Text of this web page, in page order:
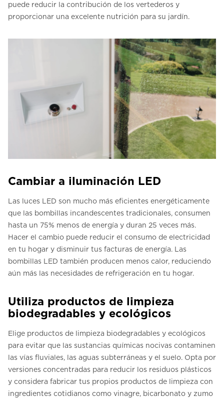
puede reducir la contribución de los vertederos y
proporcionar una excelente nutrición para su jardín.
Cambiar a iluminación LED
Las luces LED son mucho más eficientes energéticamente
que las bombillas incandescentes tradicionales, consumen
hasta un 75% menos de energía y duran 25 veces más.
Hacer el cambio puede reducir el consumo de electricidad
en tu hogar y disminuir tus facturas de energía. Las
bombillas LED también producen menos calor, reduciendo
aún más las necesidades de refrigeración en tu hogar.
Utiliza productos de limpieza
biodegradables y ecológicos
Elige productos de limpieza biodegradables y ecológicos
para evitar que las sustancias químicas nocivas contaminen
las vías fluviales, las aguas subterráneas y el suelo. Opta por
versiones concentradas para reducir los residuos plásticos
y considera fabricar tus propios productos de limpieza con
ingredientes cotidianos como vinagre, bicarbonato y zumo